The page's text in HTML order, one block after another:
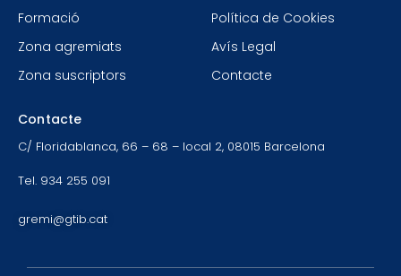
Formació
Zona agremiats
Zona suscriptors
Política de Cookies
Avís Legal
Contacte
Contacte
C/ Floridablanca, 66 – 68 – local 2, 08015 Barcelona
Tel. 934 255 091
gremi@gtib.cat